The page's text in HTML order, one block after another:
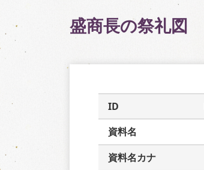
盛商長の祭礼図
ID
資料名
資料名カナ